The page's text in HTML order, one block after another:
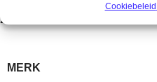
Cookiebeleid
Aanvullende
MERK